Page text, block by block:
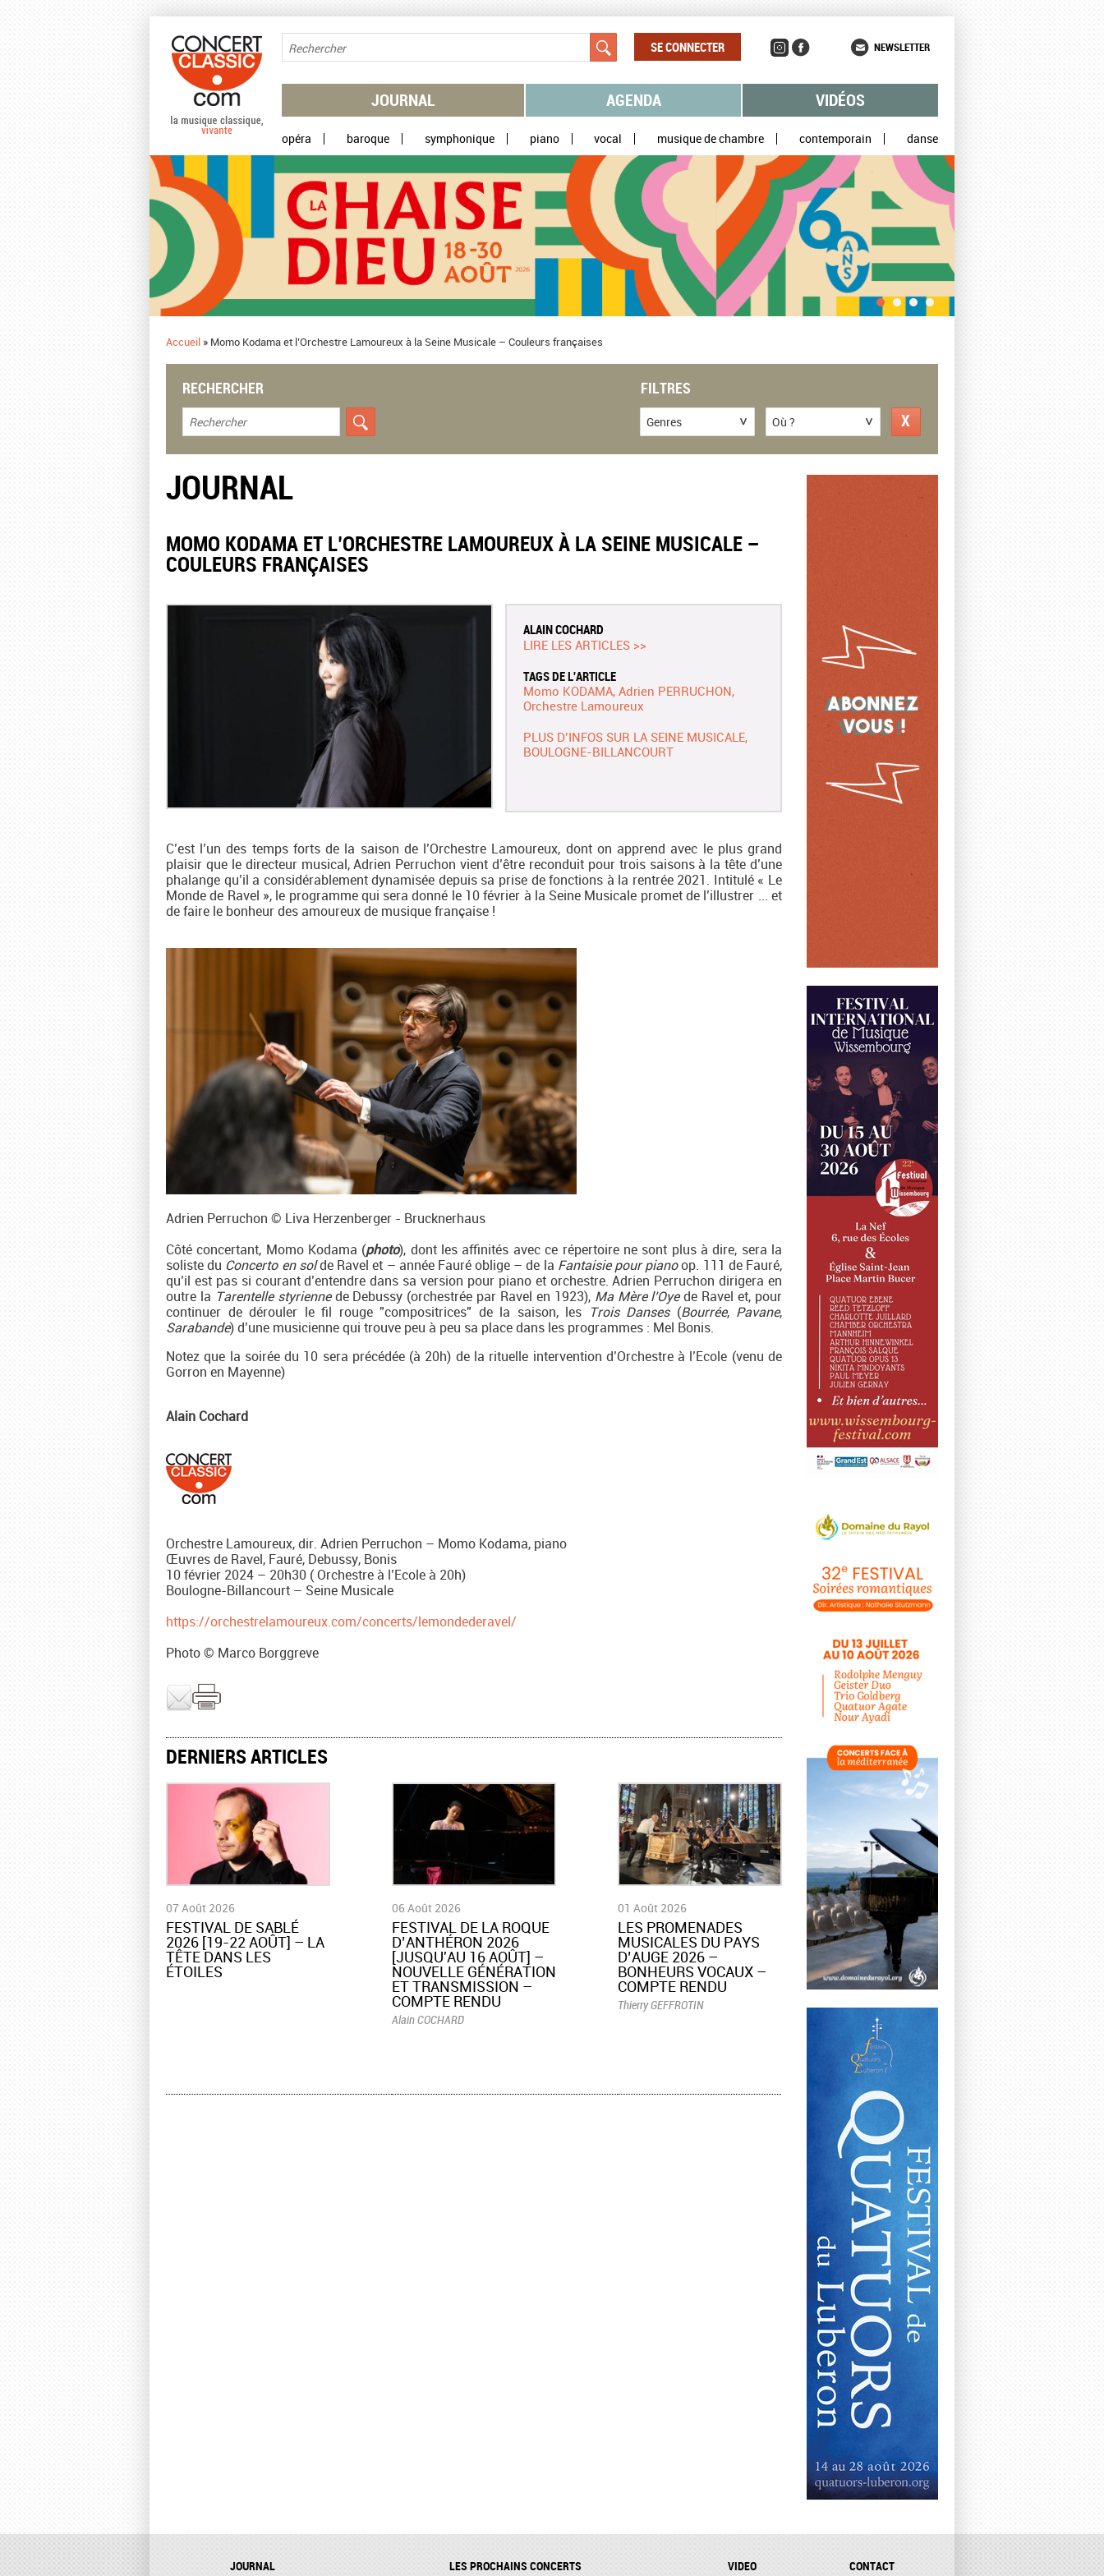
SE CONNECTER NEWSLETTER
JOURNAL AGENDA VIDÉOS
opéra baroque symphonique piano vocal musique de chambre contemporain danse
Accueil » ​Momo Kodama et l’Orchestre Lamoureux à la Seine Musicale – Couleurs françaises
RECHERCHER FILTRES
Genres Où ?
JOURNAL
​MOMO KODAMA ET L’ORCHESTRE LAMOUREUX À LA SEINE MUSICALE –
COULEURS FRANÇAISES
ALAIN COCHARD
LIRE LES ARTICLES >>
TAGS DE L'ARTICLE
Momo KODAMA Adrien PERRUCHON
Orchestre Lamoureux
PLUS D’INFOS SUR LA SEINE MUSICALE,
BOULOGNE-BILLANCOURT
C’est l’un des temps forts de la saison de l’Orchestre Lamoureux, dont on apprend avec le plus grand
plaisir que le directeur musical, Adrien Perruchon vient d’être reconduit pour trois saisons à la tête d’une
phalange qu’il a considérablement dynamisée depuis sa prise de fonctions à la rentrée 2021. Intitulé « Le
Monde de Ravel », le programme qui sera donné le 10 février à la Seine Musicale promet de l’illustrer ... et
de faire le bonheur des amoureux de musique française !
Adrien Perruchon © Liva Herzenberger - Brucknerhaus
Côté concertant, Momo Kodama (photo), dont les affinités avec ce répertoire ne sont plus à dire, sera la
soliste du Concerto en solde Ravel et – année Fauré oblige – de la Fantaisie pour pianoop. 111 de Fauré,
qu’il est pas si courant d’entendre dans sa version pour piano et orchestre. Adrien Perruchon dirigera en
outre la Tarentelle styriennede Debussy (orchestrée par Ravel en 1923), Ma Mère l’Oyede Ravel et, pour
continuer de dérouler le fil rouge "compositrices" de la saison, les Trois Danses(Bourrée, Pavane,
Sarabande) d’une musicienne qui trouve peu à peu sa place dans les programmes : Mel Bonis.
Notez que la soirée du 10 sera précédée (à 20h) de la rituelle intervention d’Orchestre à l’Ecole (venu de
Gorron en Mayenne)
Alain Cochard
Orchestre Lamoureux, dir. Adrien Perruchon – Momo Kodama, piano
Œuvres de Ravel, Fauré, Debussy, Bonis
10 février 2024 – 20h30 ( Orchestre à l’Ecole à 20h)
Boulogne-Billancourt – Seine Musicale
https://orchestrelamoureux.com/concerts/lemondederavel/
Photo © Marco Borggreve
DERNIERS ARTICLES
07 Août 2026
​FESTIVAL DE SABLÉ
2026 [19-22 AOÛT] – LA
TÊTE DANS LES
ÉTOILES
06 Août 2026
​FESTIVAL DE LA ROQUE
D’ANTHÉRON 2026
[JUSQU'AU 16 AOÛT] –
NOUVELLE GÉNÉRATION
ET TRANSMISSION –
COMPTE RENDU
Alain COCHARD
01 Août 2026
LES PROMENADES
MUSICALES DU PAYS
D’AUGE 2026 –
BONHEURS VOCAUX –
COMPTE RENDU
Thierry GEFFROTIN
JOURNAL LES PROCHAINS CONCERTS VIDEO CONTACT